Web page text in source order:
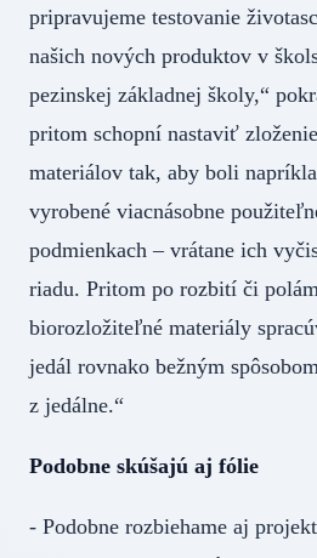
pripravujeme testovanie
našich nových produktov v
pezinskej základnej školy,“
pritom schopní nastaviť
materiálov tak, aby boli
vyrobené viacnásobne
podmienkach – vrátane ich
riadu. Pritom po rozbití či
biorozložiteľné materiály
jedál rovnako bežným
z jedálne.“
Podobne skúšajú aj fólie
- Podobne rozbiehame aj